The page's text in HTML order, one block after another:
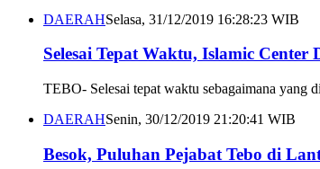
DAERAHSelasa, 31/12/2019 16:28:23 WIB
Selesai Tepat Waktu, Islamic
TEBO- Selesai tepat waktu sebagaimana yang
DAERAHSenin, 30/12/2019 21:20:41 WIB
Besok, Puluhan Pejabat Tebo di